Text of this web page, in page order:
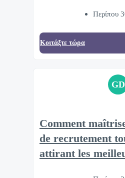
Περίπου
Κοιτάξτε τώρα
GD
Comment
de recrutement
attirant les